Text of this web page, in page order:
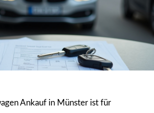
Ankauf in Münster ist für